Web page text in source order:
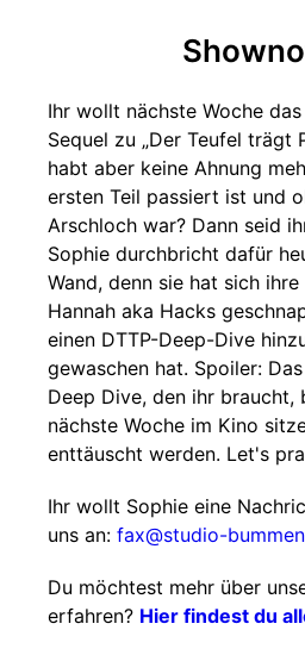
Ihr wollt nächste Woche
Sequel zu „Der Teufel trägt
habt aber keine Ahnung
ersten Teil passiert ist und
Arschloch war? Dann seid
Sophie durchbricht dafür
Wand, denn sie hat sich
Hannah aka Hacks
einen DTTP-Deep-Dive
gewaschen hat. Spoiler:
Deep Dive, den ihr braucht,
nächste Woche im Kino
enttäuscht werden. Let's
Ihr wollt Sophie eine
uns an: fax@studio-
Du möchtest mehr über
erfahren? Hier findest du